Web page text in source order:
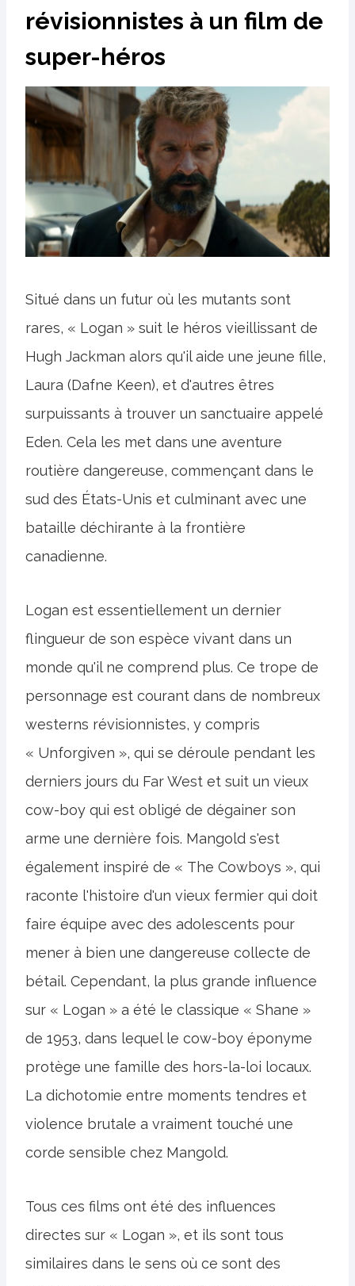
révisionnistes à un film de
super-héros
Situé dans un futur où les mutants sont
rares, « Logan » suit le héros vieillissant de
Hugh Jackman alors qu'il aide une jeune fille,
Laura (Dafne Keen), et d'autres êtres
surpuissants à trouver un sanctuaire appelé
Eden. Cela les met dans une aventure
routière dangereuse, commençant dans le
sud des États-Unis et culminant avec une
bataille déchirante à la frontière
canadienne.
Logan est essentiellement un dernier
flingueur de son espèce vivant dans un
monde qu'il ne comprend plus. Ce trope de
personnage est courant dans de nombreux
westerns révisionnistes, y compris
« Unforgiven », qui se déroule pendant les
derniers jours du Far West et suit un vieux
cow-boy qui est obligé de dégainer son
arme une dernière fois. Mangold s'est
également inspiré de « The Cowboys », qui
raconte l'histoire d'un vieux fermier qui doit
faire équipe avec des adolescents pour
mener à bien une dangereuse collecte de
bétail. Cependant, la plus grande influence
sur « Logan » a été le classique « Shane »
de 1953, dans lequel le cow-boy éponyme
protège une famille des hors-la-loi locaux.
La dichotomie entre moments tendres et
violence brutale a vraiment touché une
corde sensible chez Mangold.
Tous ces films ont été des influences
directes sur « Logan », et ils sont tous
similaires dans le sens où ce sont des